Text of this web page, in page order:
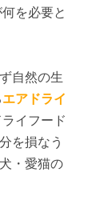
を必要と
自然の生
エアドライ
イフード
を損なう
・愛猫の